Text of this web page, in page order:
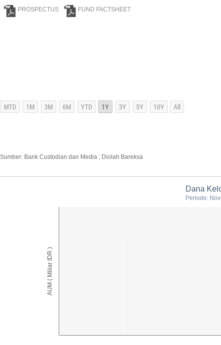
PROSPECTUS FUND FACTSHEET
Sumber: Bank Custodian dan Media ; Diolah Bareksa
AUM ( Miliar IDR )
Dana
Periode: